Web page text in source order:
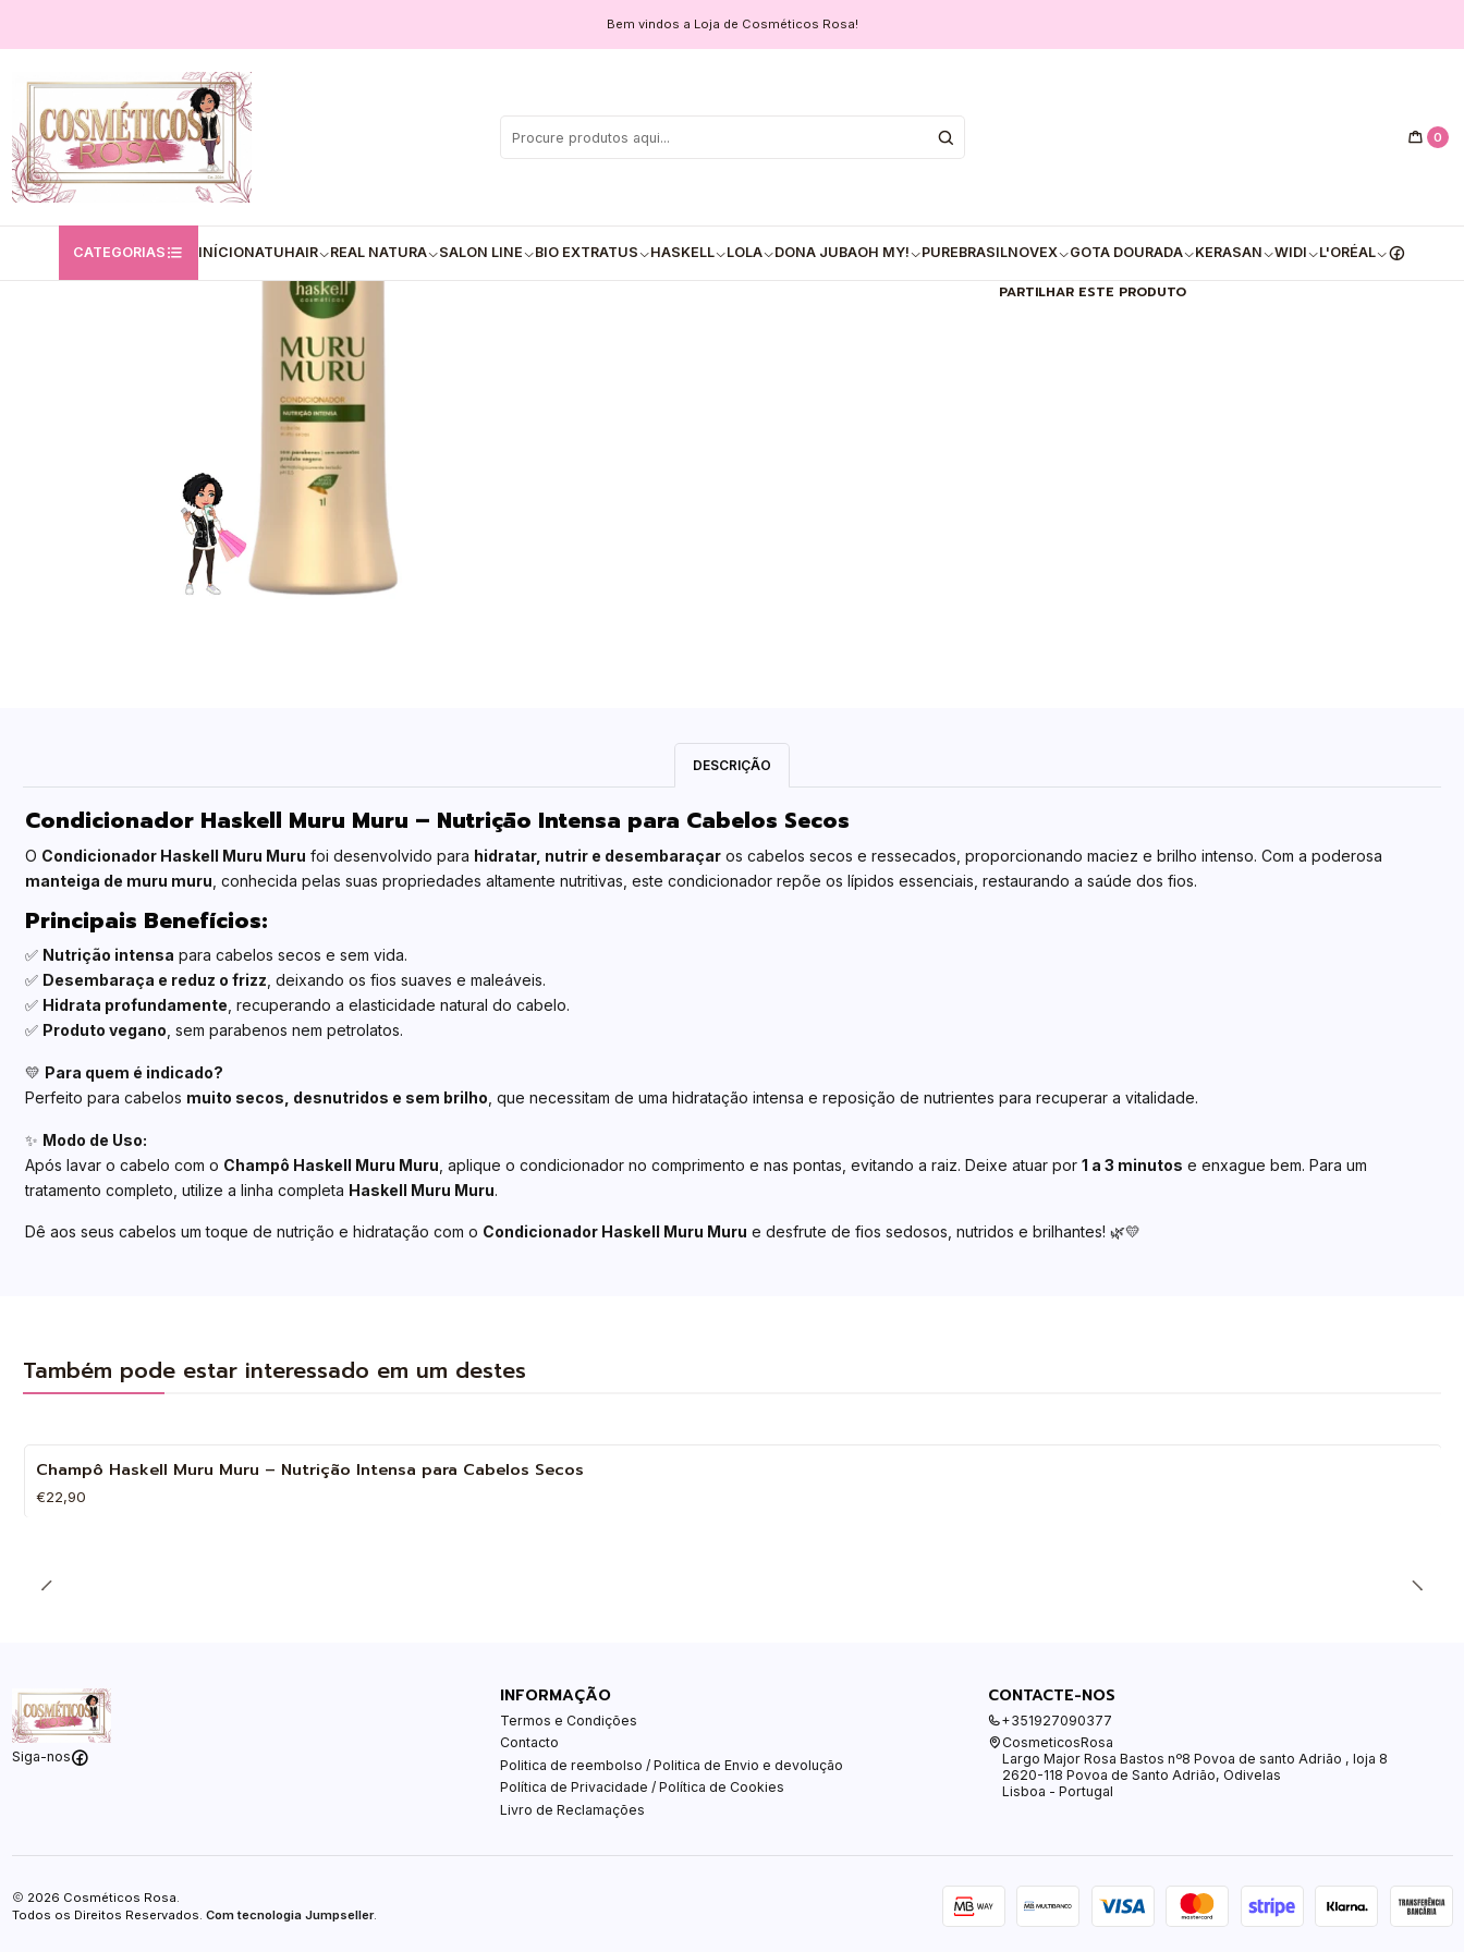
0
CATEGORIAS INÍCIONATUHAIR REAL NATURA SALON LINE BIO EXTRATUS HASKELL LOLA DONA JUBAOH MY! PUREBRASILNOVEX GOTA DOURADA KERASAN WIDI L'ORÉAL
Bem vindos a Loja de Cosméticos Rosa!
Condicionador Haskell Muru Muru – Nutrição Intensa para Cabelos Secos
Condicionador Haskell Muru Muru – Nutrição
Intensa para Cabelos Secos
Mostrar stock das localizações
PARTILHAR ESTE PRODUTO
DESCRIÇÃO
Condicionador Haskell Muru Muru – Nutrição Intensa para Cabelos Secos
O Condicionador Haskell Muru Muru foi desenvolvido para hidratar, nutrir e desembaraçaros cabelos secos e ressecados, proporcionando maciez e brilho intenso. Com a poderosa
manteiga de muru muru , conhecida pelas suas propriedades altamente nutritivas, este condicionador repõe os lípidos essenciais, restaurando a saúde dos fios.
Principais Benefícios:
✅ Nutrição intensa para cabelos secos e sem vida.
✅ Desembaraça e reduz o frizz , deixando os fios suaves e maleáveis.
✅ Hidrata profundamente , recuperando a elasticidade natural do cabelo.
✅ Produto vegano , sem parabenos nem petrolatos.
💛 Para quem é indicado?
Perfeito para cabelos muito secos, desnutridos e sem brilho , que necessitam de uma hidratação intensa e reposição de nutrientes para recuperar a vitalidade.
✨ Modo de Uso:
Após lavar o cabelo com o Champô Haskell Muru Muru , aplique o condicionador no comprimento e nas pontas, evitando a raiz. Deixe atuar por 1 a 3 minutos e enxague bem. Para um
tratamento completo, utilize a linha completa Haskell Muru Muru.
Dê aos seus cabelos um toque de nutrição e hidratação com o Condicionador Haskell Muru Muru e desfrute de fios sedosos, nutridos e brilhantes! 🌿💛
Também pode estar interessado em um destes
Champô Haskell Muru Muru – Nutrição Intensa para Cabelos Secos
€22,90
Siga-nos
INFORMAÇÃO
Termos e Condições
Contacto
Politica de reembolso / Politica de Envio e devolução
Política de Privacidade / Política de Cookies
Livro de Reclamações
CONTACTE-NOS
+351927090377
CosmeticosRosa
Largo Major Rosa Bastos nº8 Povoa de santo Adrião , loja 8
2620-118 Povoa de Santo Adrião, Odivelas
Lisboa - Portugal
2026 Cosméticos Rosa.
Todos os Direitos Reservados. Com tecnologia Jumpseller.